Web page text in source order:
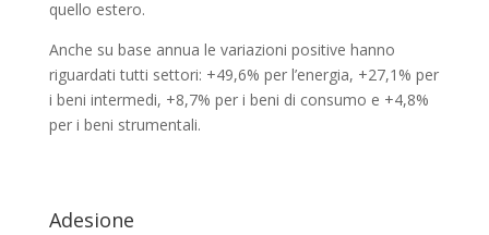
quello estero.
Anche su base annua le variazioni positive hanno
riguardati tutti settori: +49,6% per l’energia, +27,1% per
i beni intermedi, +8,7% per i beni di consumo e +4,8%
per i beni strumentali.
Adesione